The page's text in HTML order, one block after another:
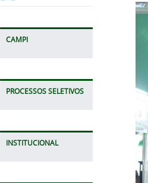
CAMPI
PROCESSOS SELETIVOS
INSTITUCIONAL